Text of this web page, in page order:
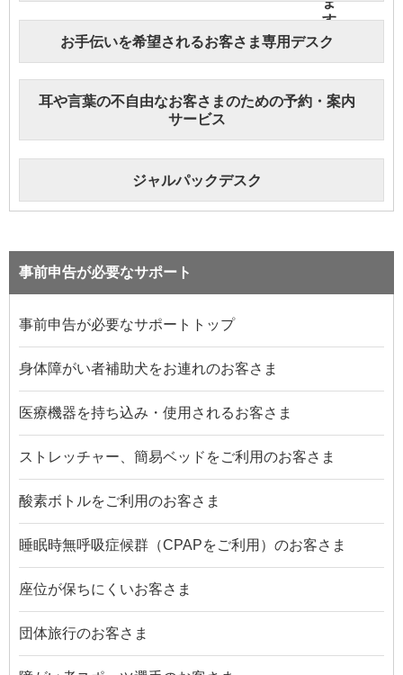
お手伝いを希望されるお客さま専用デスク
耳や言葉の不自由なお客さまのための予約・案内
サービス
ジャルパックデスク
事前申告が必要なサポート
事前申告が必要なサポートトップ
身体障がい者補助犬をお連れのお客さま
医療機器を持ち込み・使用されるお客さま
ストレッチャー、簡易ベッドをご利用のお客さま
酸素ボトルをご利用のお客さま
睡眠時無呼吸症候群（CPAPをご利用）のお客さま
座位が保ちにくいお客さま
団体旅行のお客さま